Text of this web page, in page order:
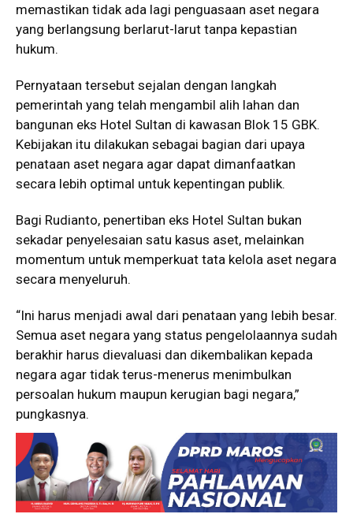
memastikan tidak ada lagi penguasaan aset negara
yang berlangsung berlarut-larut tanpa kepastian
hukum.
Pernyataan tersebut sejalan dengan langkah
pemerintah yang telah mengambil alih lahan dan
bangunan eks Hotel Sultan di kawasan Blok 15 GBK.
Kebijakan itu dilakukan sebagai bagian dari upaya
penataan aset negara agar dapat dimanfaatkan
secara lebih optimal untuk kepentingan publik.
Bagi Rudianto, penertiban eks Hotel Sultan bukan
sekadar penyelesaian satu kasus aset, melainkan
momentum untuk memperkuat tata kelola aset negara
secara menyeluruh.
“Ini harus menjadi awal dari penataan yang lebih besar.
Semua aset negara yang status pengelolaannya sudah
berakhir harus dievaluasi dan dikembalikan kepada
negara agar tidak terus-menerus menimbulkan
persoalan hukum maupun kerugian bagi negara,”
pungkasnya.